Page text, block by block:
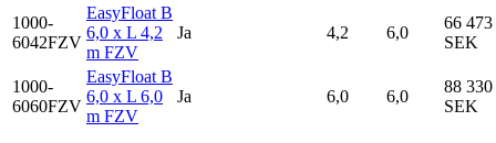
1000-
6042FZV
EasyFloat B
6,0 x L 4,2
m FZV
Ja 4,2 6,0
66 473
SEK
1000-
6060FZV
EasyFloat B
6,0 x L 6,0
m FZV
Ja 6,0 6,0
88 330
SEK